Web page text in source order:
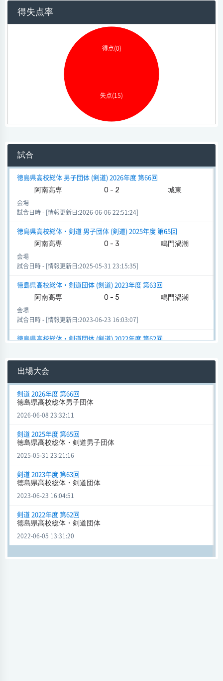
得失点率
得点(0)
失点(15)
試合
徳島県高校総体 男子団体 (剣道) 2026年度 第66回
阿南高専 0 - 2 城東
会場
試合日時 - [情報更新日:2026-06-06 22:51:24]
徳島県高校総体・剣道 男子団体 (剣道) 2025年度 第65回
阿南高専 0 - 3 鳴門渦潮
会場
試合日時 - [情報更新日:2025-05-31 23:15:35]
徳島県高校総体・剣道団体 (剣道) 2023年度 第63回
阿南高専 0 - 5 鳴門渦潮
会場
試合日時 - [情報更新日:2023-06-23 16:03:07]
徳島県高校総体・剣道団体 (剣道) 2022年度 第62回
試合日時 - [情報更新日:2022-06-05 13:23:33]
出場大会
剣道 2026年度 第66回
徳島県高校総体男子団体
2026-06-08 23:32:11
剣道 2025年度 第65回
徳島県高校総体・剣道男子団体
2025-05-31 23:21:16
剣道 2023年度 第63回
徳島県高校総体・剣道団体
2023-06-23 16:04:51
剣道 2022年度 第62回
徳島県高校総体・剣道団体
2022-06-05 13:31:20